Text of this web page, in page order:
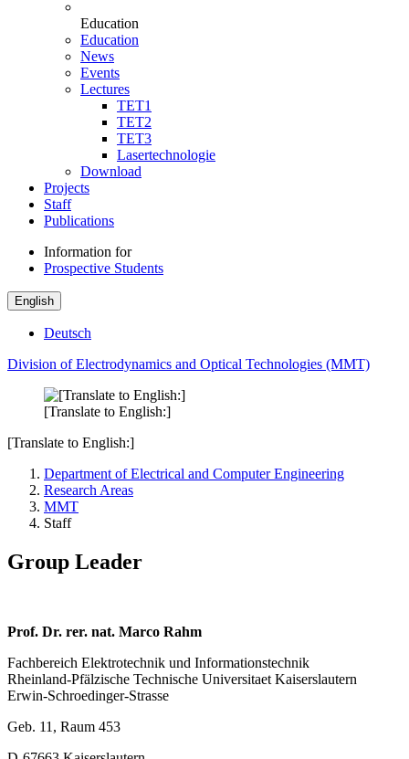
Education
Education
News
Events
Lectures
TET1
TET2
TET3
Lasertechnologie
Download
Projects
Staff
Publications
Information for
Prospective Students
English
Deutsch
Division of Electrodynamics and Optical Technologies (MMT)
[Translate to English:]
[Translate to English:]
Department of Electrical and Computer Engineering
Research Areas
MMT
Staff
Group Leader
Prof. Dr. rer. nat. Marco Rahm
Fachbereich Elektrotechnik und Informationstechnik
Rheinland-Pfälzische Technische Universitaet Kaiserslautern
Erwin-Schroedinger-Strasse
Geb. 11, Raum 453